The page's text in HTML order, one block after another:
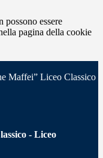
possono essere
pagina della cookie
Maffei” Liceo Classico
- Liceo